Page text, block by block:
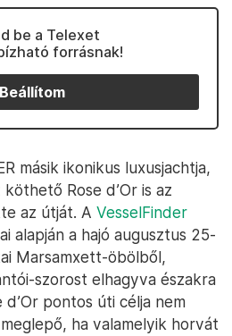
be a Telexet
forrásnak!
Beállítom
másik ikonikus luxusjachtja,
Rose d’Or is az
az útját. A VesselFinder
alapján a hajó augusztus 25-
Marsamxett-öbölből,
szorost elhagyva északra
pontos úti célja nem
ha valamelyik horvát